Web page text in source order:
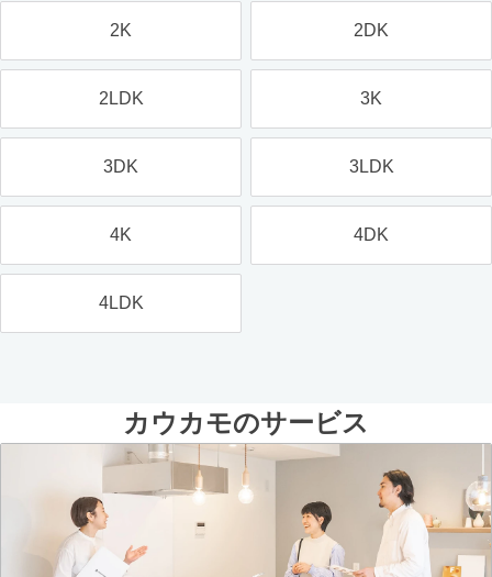
2K 2DK
2LDK 3K
3DK 3LDK
4K 4DK
4LDK
カウカモのサービス